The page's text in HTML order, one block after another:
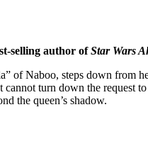
selling author ofStar Wars
of Naboo, steps down from
turn down the request
the queen’s shadow.